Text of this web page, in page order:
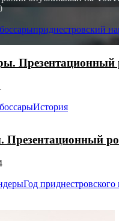
приднестровский
Презентационный
История
Презентационный
Год приднестровского